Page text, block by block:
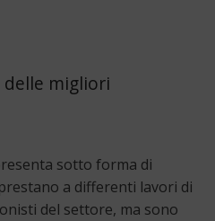
migliori
sotto forma di
a differenti lavori di
del settore, ma sono